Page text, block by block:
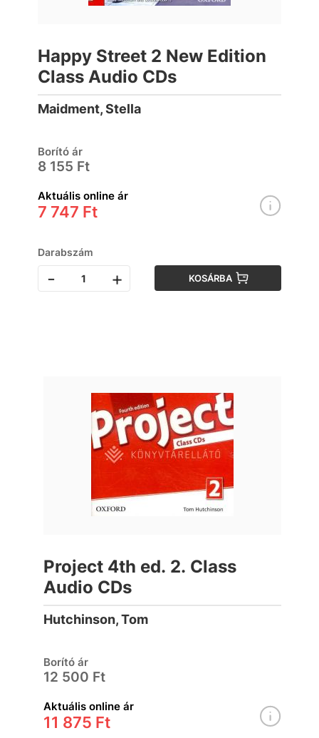
Happy Street 2 New Edition
Class Audio CDs
Maidment, Stella
Borító ár
8 155 Ft
Aktuális online ár
7 747 Ft
Darabszám
- + KOSÁRBA
Project 4th ed. 2. Class
Audio CDs
Hutchinson, Tom
Borító ár
12 500 Ft
Aktuális online ár
11 875 Ft